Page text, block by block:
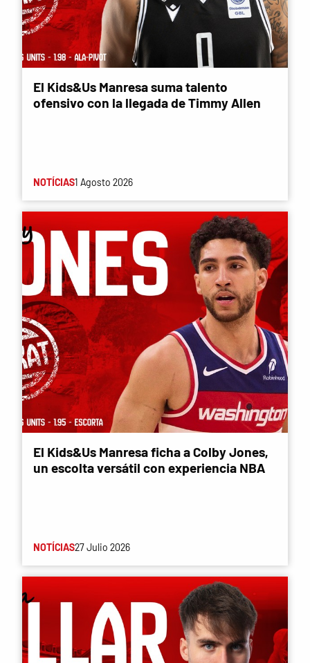
El Kids&Us Manresa suma talento
ofensivo con la llegada de Timmy Allen
NOTÍCIAS1 Agosto 2026
El Kids&Us Manresa ficha a Colby Jones,
un escolta versátil con experiencia NBA
NOTÍCIAS27 Julio 2026